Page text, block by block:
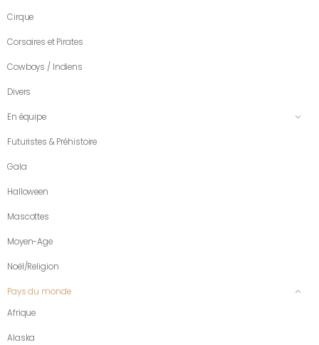
Cirque
Corsaires et Pirates
Cowboys / Indiens
Divers
En équipe
Futuristes & Préhistoire
Gala
Halloween
Mascottes
Moyen-Age
Noël/Religion
Pays du monde
Afrique
Alaska